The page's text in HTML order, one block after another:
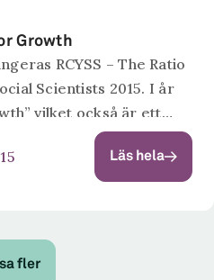
Growth
RCYSS – The Ratio
Scientists 2015. I år
vilket också är ett
minst inom
för Tillväxt....
Läs hela
fler